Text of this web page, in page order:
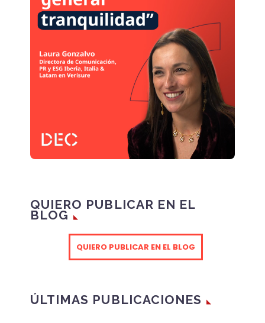
QUIERO PUBLICAR EN EL
BLOG
QUIERO PUBLICAR EN EL BLOG
ÚLTIMAS PUBLICACIONES